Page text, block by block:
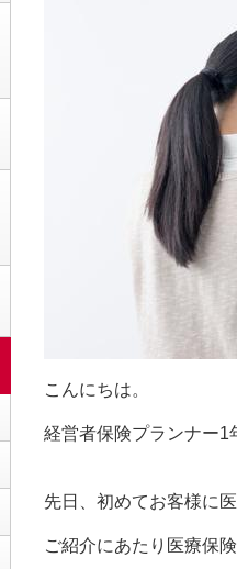
こんにちは。
経営者保険プランナー1
先日、初めてお客様に
ご紹介にあたり医療保